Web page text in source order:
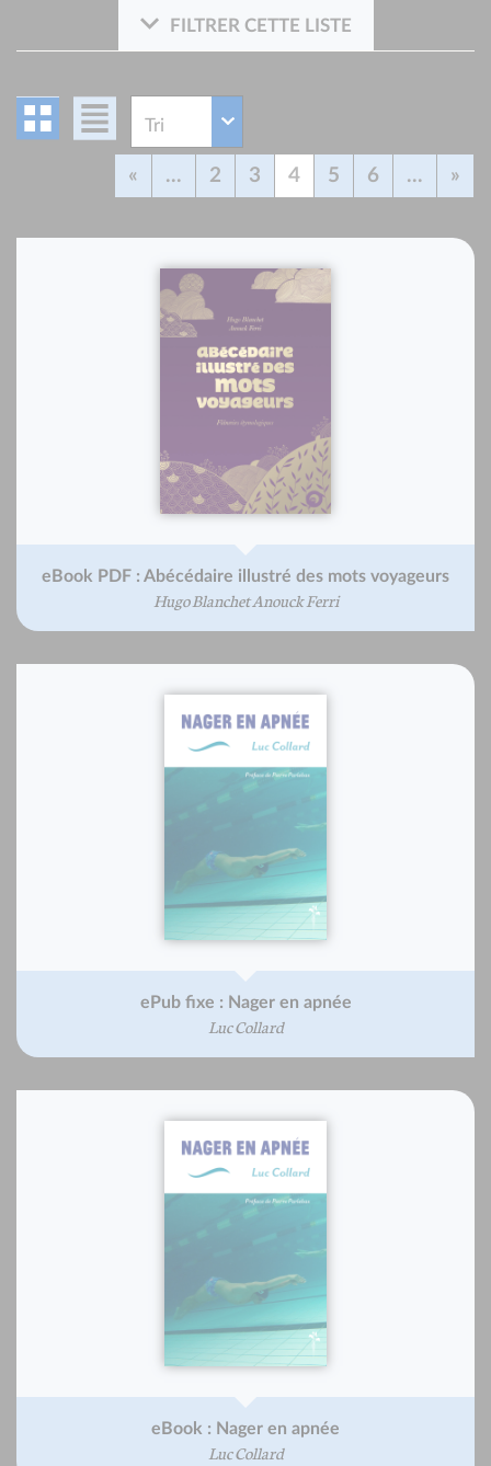
FILTRER CETTE LISTE
« ... 2 3 4 5 6 ... »
eBook PDF : Abécédaire illustré des mots voyageurs
Hugo Blanchet Anouck Ferri
ePub fixe : Nager en apnée
Luc Collard
eBook : Nager en apnée
Luc Collard